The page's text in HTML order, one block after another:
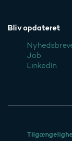
Bliv opdateret
Job
LinkedIn